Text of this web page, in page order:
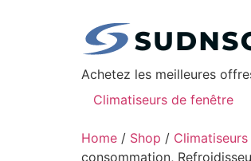
Achetez les meilleures
Climatiseurs de fenêtre
Home / Shop /
consommation,